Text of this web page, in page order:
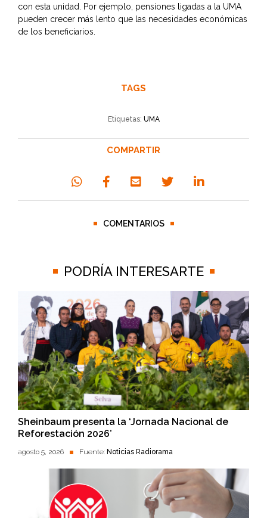
con esta unidad. Por ejemplo, pensiones ligadas a la UMA
pueden crecer más lento que las necesidades económicas
de los beneficiarios.
TAGS
Etiquetas: UMA
COMPARTIR
COMENTARIOS
PODRÍA INTERESARTE
Sheinbaum presenta la ‘Jornada Nacional de
Reforestación 2026’
agosto 5, 2026 Fuente: Noticias Radiorama